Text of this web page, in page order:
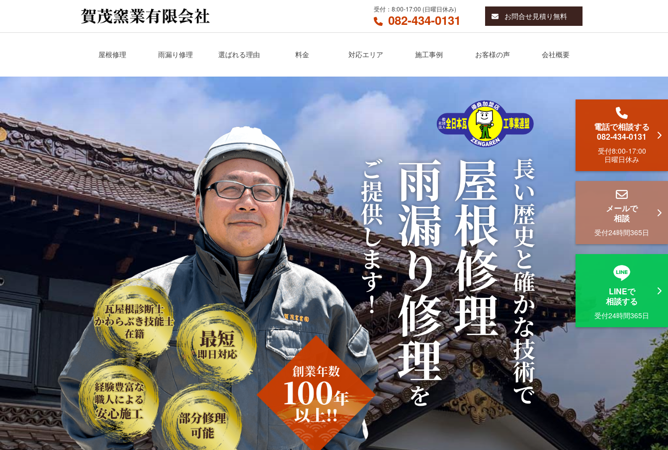
受付： 8:00-17:00 (日曜日休み)
082-434-0131 お問合せ見積り無料
屋根修理 雨漏り修理 選ばれる理由 料金 対応エリア 施工事例 お客様の声 会社概要
メールで
相談
受付24時間365日
電話で相談する
082-434-0131
受付8:00-17:00
日曜日休み
LINEで
相談する
受付24時間365日